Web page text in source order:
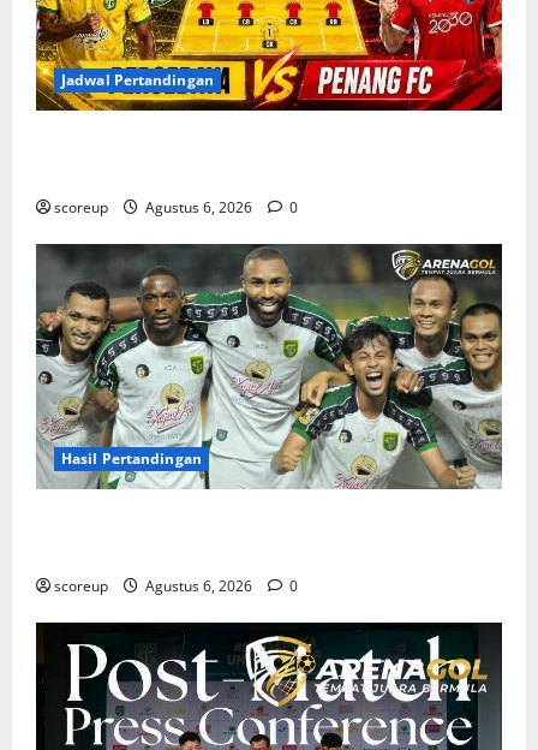
Jadwal Pertandingan
scoreup Agustus 6, 2026 0
Hasil Pertandingan
scoreup Agustus 6, 2026 0